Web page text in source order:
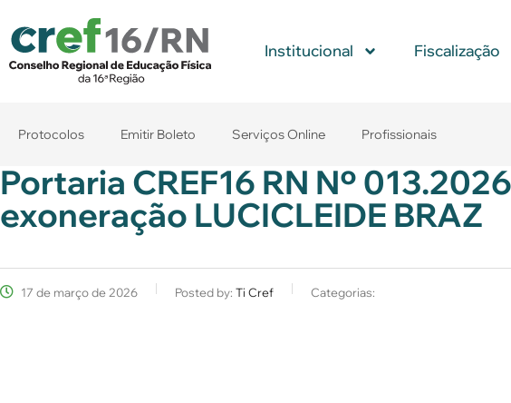
Institucional Fiscalização
Protocolos Emitir Boleto Serviços Online Profissionais
Portaria CREF16 RN Nº
exoneração LUCICLEIDE BRAZ
17 de março de 2026 Posted by: Ti Cref Categorias: